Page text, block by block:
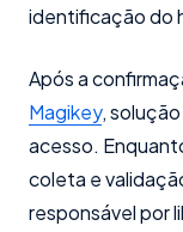
identificação do
Após a
Magikey,
acesso.
coleta e
responsável por